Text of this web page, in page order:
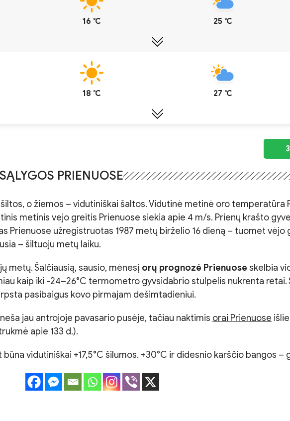
16 ℃ 25 ℃
18 ℃ 27 ℃
PRIENUOSE
o žiemos – vidutiniškai šaltos. Vidutinė metinė oro temperatūra
metinis vejo greitis Prienuose siekia apie 4 m/s. Prienų krašto
Prienuose užregistruotas 1987 metų birželio 16 dieną – tuomet
– šiltuoju metų laiku.
metų. Šalčiausią, sausio, mėnesį orų prognozė Prienuose skelbia
kaip iki -24–26°C termometro gyvsidabrio stulpelis nukrenta retai.
pasibaigus kovo pirmajam dešimtadieniui.
jau antrojoje pavasario pusėje, tačiau naktimis orai Prienuose
apie 133 d.).
vidutiniškai +17,5°C šilumos. +30°C ir didesnio karščio bangos –